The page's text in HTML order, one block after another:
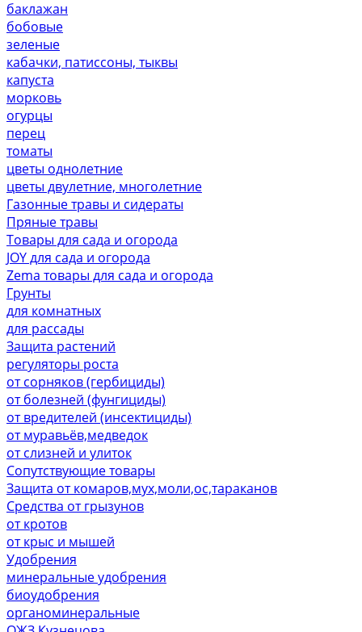
баклажан
бобовые
зеленые
кабачки, патиссоны, тыквы
капуста
морковь
огурцы
перец
томаты
цветы однолетние
цветы двулетние, многолетние
Газонные травы и сидераты
Пряные травы
Товары для сада и огорода
JOY для сада и огорода
Zema товары для сада и огорода
Грунты
для комнатных
для рассады
Защита растений
регуляторы роста
от сорняков (гербициды)
от болезней (фунгициды)
от вредителей (инсектициды)
от муравьёв,медведок
от слизней и улиток
Сопутствующие товары
Защита от комаров,мух,моли,ос,тараканов
Средства от грызунов
от кротов
от крыс и мышей
Удобрения
минеральные удобрения
биоудобрения
органоминеральные